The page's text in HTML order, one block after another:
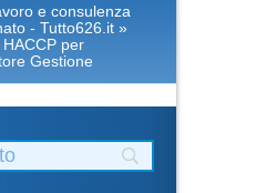
e consulenza
- Tutto626.it »
per
Gestione